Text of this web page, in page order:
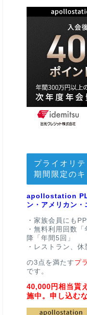
プライオリ
期間限定のキ
apollostation
ン・アメリカン・
・家族会員にも
・無料利用回数
降「年間5回」
・レストラン、
の3点を満たす プ
です。
40,000円相当貰
施中。申し込む